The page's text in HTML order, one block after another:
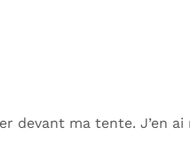
devant ma tente. J’en